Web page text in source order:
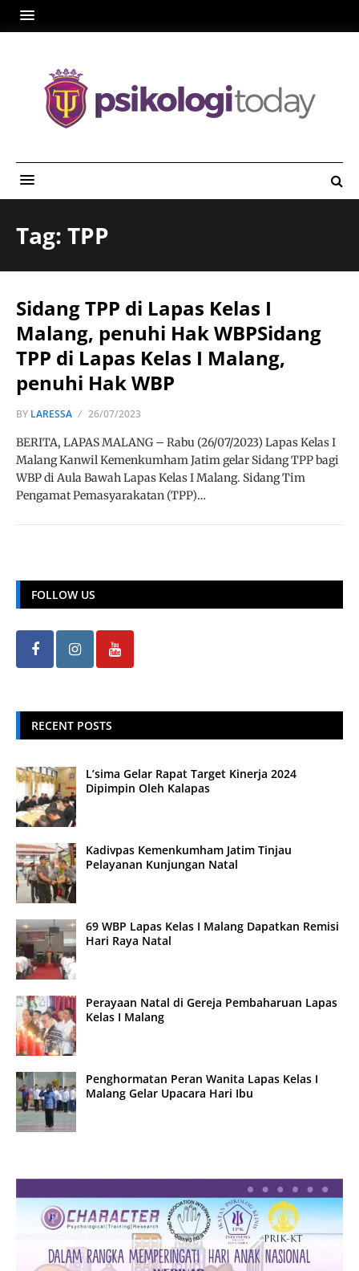
Tag: TPP
Sidang TPP di Lapas Kelas I
Malang, penuhi Hak WBPSidang
TPP di Lapas Kelas I Malang,
penuhi Hak WBP
BY LARESSA 26/07/2023
BERITA, LAPAS MALANG – Rabu (26/07/2023) Lapas Kelas I
Malang Kanwil Kemenkumham Jatim gelar Sidang TPP bagi
WBP di Aula Bawah Lapas Kelas I Malang. Sidang Tim
Pengamat Pemasyarakatan (TPP)…
FOLLOW US
RECENT POSTS
L’sima Gelar Rapat Target Kinerja 2024
Dipimpin Oleh Kalapas
Kadivpas Kemenkumham Jatim Tinjau
Pelayanan Kunjungan Natal
69 WBP Lapas Kelas I Malang Dapatkan Remisi
Hari Raya Natal
Perayaan Natal di Gereja Pembaharuan Lapas
Kelas I Malang
Penghormatan Peran Wanita Lapas Kelas I
Malang Gelar Upacara Hari Ibu